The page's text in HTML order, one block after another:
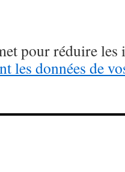
pour réduire les
les données de